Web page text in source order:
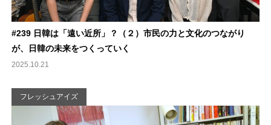
#239 日韓は「遠い近所」？（２）市民の力と文化のつながり
が、日韓の未来をつくっていく
2025.10.21
フレッシュアイズ